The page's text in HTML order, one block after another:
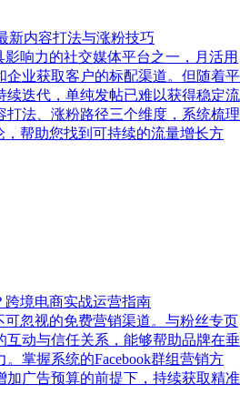
新内容打法与涨粉技巧
影响力的社交媒体平台之一，月活用
企业获取客户的标配渠道。但随着平
续迭代，单纯发帖已难以获得稳定流
打法、涨粉路径三个维度，系统梳理
，帮助您找到可持续的流量增长方
跨境电商实战运营指南
可忽视的免费营销渠道。与粉丝专页
互动与信任关系，能够帮助品牌在垂
掌握系统的Facebook群组营销方
加广告预算的前提下，持续获取精准